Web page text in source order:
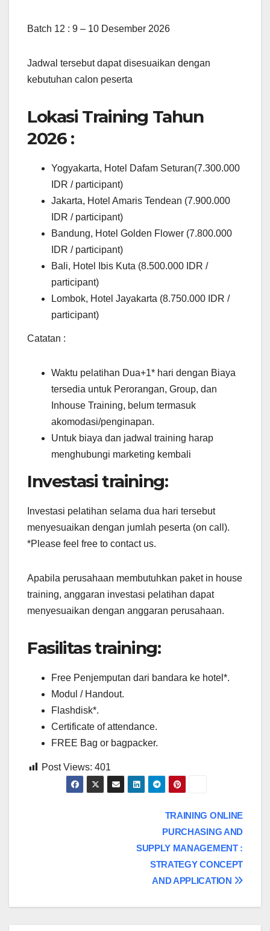
Batch 12 : 9 – 10 Desember 2026
Jadwal tersebut dapat disesuaikan dengan
kebutuhan calon peserta
Lokasi Training Tahun
2026 :
Yogyakarta, Hotel Dafam Seturan(7.300.000
IDR / participant)
Jakarta, Hotel Amaris Tendean (7.900.000
IDR / participant)
Bandung, Hotel Golden Flower (7.800.000
IDR / participant)
Bali, Hotel Ibis Kuta (8.500.000 IDR /
participant)
Lombok, Hotel Jayakarta (8.750.000 IDR /
participant)
Catatan :
Waktu pelatihan Dua+1* hari dengan Biaya
tersedia untuk Perorangan, Group, dan
Inhouse Training, belum termasuk
akomodasi/penginapan.
Untuk biaya dan jadwal training harap
menghubungi marketing kembali
Investasi training:
Investasi pelatihan selama dua hari tersebut
menyesuaikan dengan jumlah peserta (on call).
*Please feel free to contact us.
Apabila perusahaan membutuhkan paket in house
training, anggaran investasi pelatihan dapat
menyesuaikan dengan anggaran perusahaan.
Fasilitas training:
Free Penjemputan dari bandara ke hotel*.
Modul / Handout.
Flashdisk*.
Certificate of attendance.
FREE Bag or bagpacker.
Post Views: 401
TRAINING ONLINE
PURCHASING AND
SUPPLY MANAGEMENT :
STRATEGY CONCEPT
AND APPLICATION